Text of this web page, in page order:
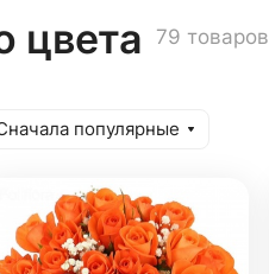
цвета 79 товаров
популярные